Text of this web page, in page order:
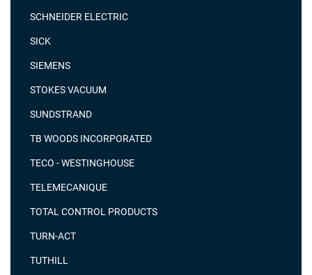
SCHNEIDER ELECTRIC
SICK
SIEMENS
STOKES VACUUM
SUNDSTRAND
TB WOODS INCORPORATED
TECO - WESTINGHOUSE
TELEMECANIQUE
TOTAL CONTROL PRODUCTS
TURN-ACT
TUTHILL